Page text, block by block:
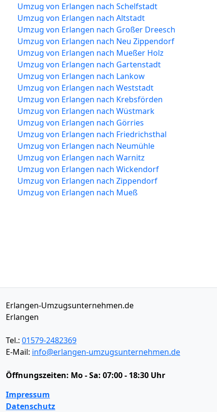
Umzug von Erlangen nach Schelfstadt
Umzug von Erlangen nach Altstadt
Umzug von Erlangen nach Großer Dreesch
Umzug von Erlangen nach Neu Zippendorf
Umzug von Erlangen nach Mueßer Holz
Umzug von Erlangen nach Gartenstadt
Umzug von Erlangen nach Lankow
Umzug von Erlangen nach Weststadt
Umzug von Erlangen nach Krebsförden
Umzug von Erlangen nach Wüstmark
Umzug von Erlangen nach Görries
Umzug von Erlangen nach Friedrichsthal
Umzug von Erlangen nach Neumühle
Umzug von Erlangen nach Warnitz
Umzug von Erlangen nach Wickendorf
Umzug von Erlangen nach Zippendorf
Umzug von Erlangen nach Mueß
Erlangen-Umzugsunternehmen.de
Erlangen
Tel.: 01579-2482369
E-Mail: info@erlangen-umzugsunternehmen.de
Öffnungszeiten: Mo - Sa: 07:00 - 18:30 Uhr
Impressum
Datenschutz